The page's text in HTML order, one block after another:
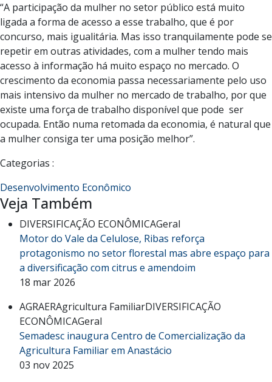
“A participação da mulher no setor público está muito
ligada a forma de acesso a esse trabalho, que é por
concurso, mais igualitária. Mas isso tranquilamente pode se
repetir em outras atividades, com a mulher tendo mais
acesso à informação há muito espaço no mercado. O
crescimento da economia passa necessariamente pelo uso
mais intensivo da mulher no mercado de trabalho, por que
existe uma força de trabalho disponível que pode ser
ocupada. Então numa retomada da economia, é natural que
a mulher consiga ter uma posição melhor”.
Categorias :
Desenvolvimento Econômico
Veja Também
DIVERSIFICAÇÃO ECONÔMICAGeral
Motor do Vale da Celulose, Ribas reforça
protagonismo no setor florestal mas abre espaço para
a diversificação com citrus e amendoim
18 mar 2026
AGRAERAgricultura FamiliarDIVERSIFICAÇÃO
ECONÔMICAGeral
Semadesc inaugura Centro de Comercialização da
Agricultura Familiar em Anastácio
03 nov 2025